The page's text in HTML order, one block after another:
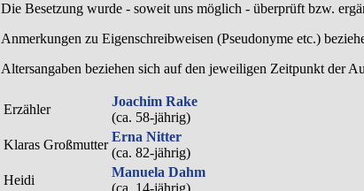
Die Besetzung wurde - soweit uns möglich -überprüft bzw.
Anmerkungen zu Eigenschreibweisen (Pseudonyme etc.)
Altersangaben beziehen sich auf den jeweiligen Zeitpunkt der
Erzähler
Joachim Rake
(ca. 58‑jährig)
Klaras Großmutter
Erna Nitter
(ca. 82‑jährig)
Heidi
Manuela Dahm